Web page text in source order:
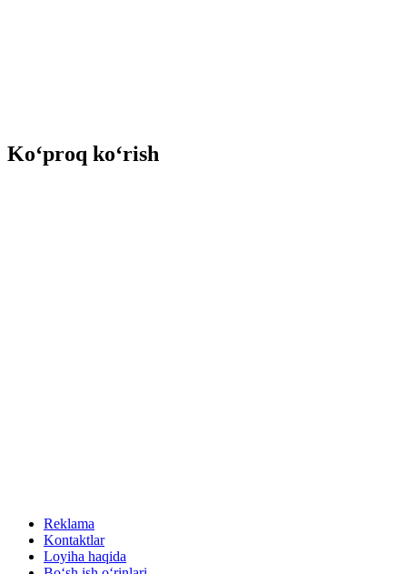
Ko‘proq ko‘rish
Reklama
Kontaktlar
Loyiha haqida